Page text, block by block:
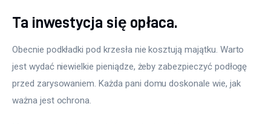
Ta inwestycja się opłaca.
Obecnie podkładki pod krzesła nie kosztują majątku. Warto
jest wydać niewielkie pieniądze, żeby zabezpieczyć podłogę
przed zarysowaniem. Każda pani domu doskonale wie, jak
ważna jest ochrona.